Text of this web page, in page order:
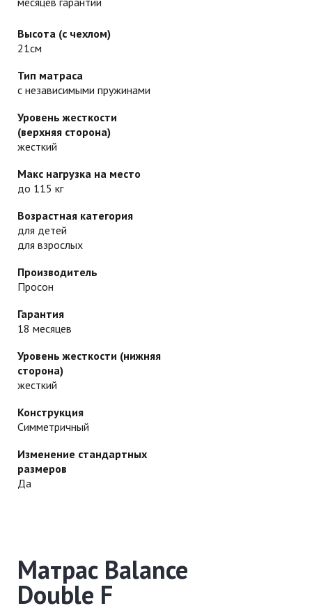
Высота (с чехлом)
21см
Тип матраса
с независимыми пружинами
Уровень жесткости
(верхняя сторона)
жесткий
Макс нагрузка на место
до 115 кг
Возрастная категория
для детей
для взрослых
Производитель
Просон
Гарантия
18 месяцев
Уровень жесткости (нижняя
сторона)
жесткий
Конструкция
Симметричный
Изменение стандартных
размеров
Да
Матрас Balance
Double F